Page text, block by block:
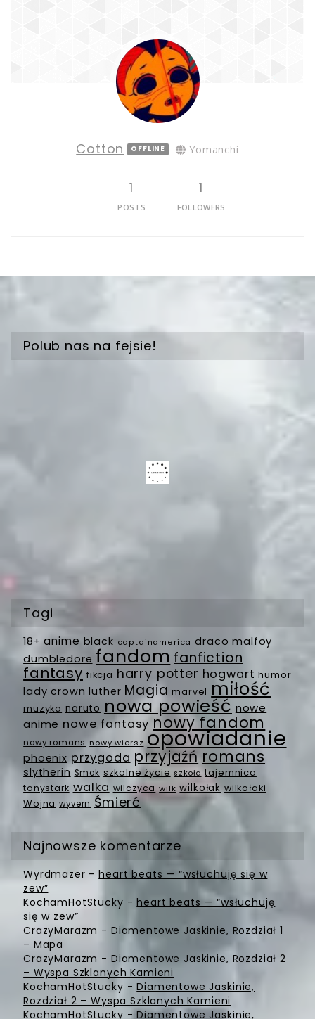
Cotton OFFLINE Yomanchi
1
POSTS
1
FOLLOWERS
Polub nas na fejsie!
Tagi
18+ anime black captainamerica draco malfoy
dumbledore fandom fanfiction
fantasy fikcja harry potter hogwart humor
lady crown luther Magia marvel miłość
muzyka naruto nowa powieść nowe
anime nowe fantasy nowy fandom
nowy romans nowy wiersz opowiadanie
phoenix przygoda przyjaźń romans
slytherin Smok szkolne życie szkoła tajemnica
tonystark walka wilczyca wilk wilkołak wilkołaki
Wojna wyvern Śmierć
Najnowsze komentarze
Wyrdmazer -heart beats — “wsłuchuję się w
zew”
KochamHotStucky -heart beats — “wsłuchuję
się w zew”
CrazyMarazm - Diamentowe Jaskinie, Rozdział 1
– Mapa
CrazyMarazm - Diamentowe Jaskinie, Rozdział 2
– Wyspa Szklanych Kamieni
KochamHotStucky -Diamentowe Jaskinie,
Rozdział 2 – Wyspa Szklanych Kamieni
KochamHotStucky -Diamentowe Jaskinie,